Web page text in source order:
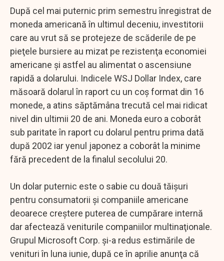
După cel mai puternic prim semestru înregistrat de
moneda americană în ultimul deceniu, investitorii
care au vrut să se protejeze de scăderile de pe
pieţele bursiere au mizat pe rezistenţa economiei
americane şi astfel au alimentat o ascensiune
rapidă a dolarului. Indicele WSJ Dollar Index, care
măsoară dolarul în raport cu un coş format din 16
monede, a atins săptămâna trecută cel mai ridicat
nivel din ultimii 20 de ani. Moneda euro a coborât
sub paritate în raport cu dolarul pentru prima dată
după 2002 iar yenul japonez a coborât la minime
fără precedent de la finalul secolului 20.
Un dolar puternic este o sabie cu două tăişuri
pentru consumatorii şi companiile americane
deoarece creştere puterea de cumpărare internă
dar afectează veniturile companiilor multinaţionale.
Grupul Microsoft Corp. şi-a redus estimările de
venituri în luna iunie, după ce în aprilie anunţa că